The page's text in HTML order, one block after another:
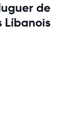
de
Líbanois